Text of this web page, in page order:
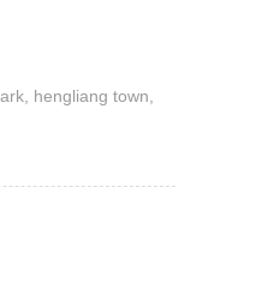
hengliang town,